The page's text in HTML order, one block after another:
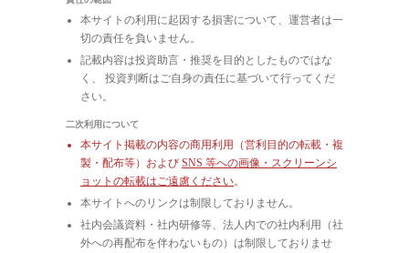
本サイトの利用に起因する損害について、運営者は一
切の責任を負いません。
記載内容は投資助言・推奨を目的としたものではな
く、 投資判断はご自身の責任に基づいて行ってくだ
さい。
二次利用について
本サイト掲載の内容の商用利用（営利目的の転載・複
製・配布等）および SNS 等への画像・スクリーンシ
ョットの転載はご遠慮ください。
本サイトへのリンクは制限しておりません。
社内会議資料・社内研修等、法人内での社内利用（社
外への再配布を伴わないもの）は制限しておりませ